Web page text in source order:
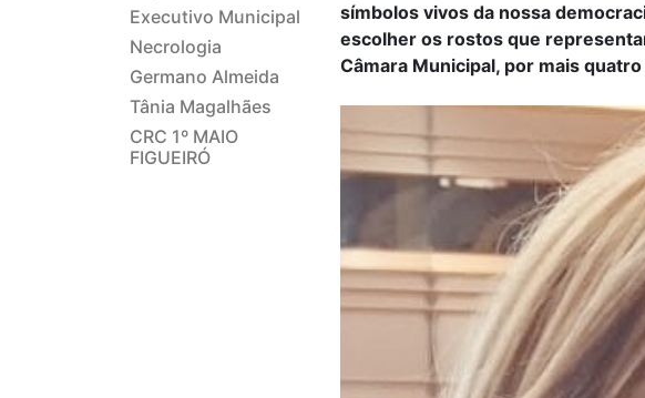
Executivo Municipal
Necrologia
Germano Almeida
Tânia Magalhães
CRC 1º MAIO
FIGUEIRÓ
símbolos vivos da nossa
escolher os rostos que
Câmara Municipal, por mais quatro